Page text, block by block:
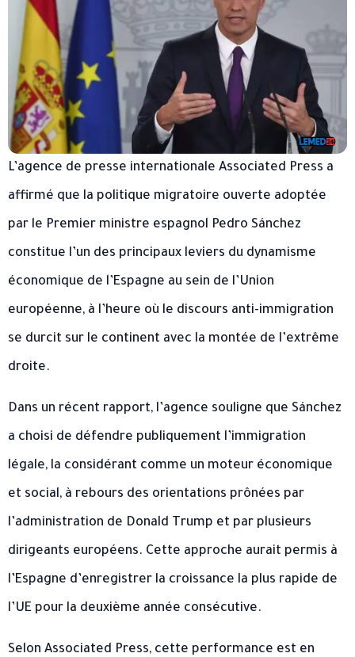
L’agence de presse internationale Associated Press a
affirmé que la politique migratoire ouverte adoptée
par le Premier ministre espagnol Pedro Sánchez
constitue l’un des principaux leviers du dynamisme
économique de l’Espagne au sein de l’Union
européenne, à l’heure où le discours anti-immigration
se durcit sur le continent avec la montée de l’extrême
droite.
Dans un récent rapport, l’agence souligne que Sánchez
a choisi de défendre publiquement l’immigration
légale, la considérant comme un moteur économique
et social, à rebours des orientations prônées par
l’administration de Donald Trump et par plusieurs
dirigeants européens. Cette approche aurait permis à
l’Espagne d’enregistrer la croissance la plus rapide de
l’UE pour la deuxième année consécutive.
Selon Associated Press, cette performance est en